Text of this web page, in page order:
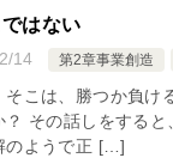
はない
14 第2章事業創造
こは、勝つか負け
その話しをする
のようで正 […]